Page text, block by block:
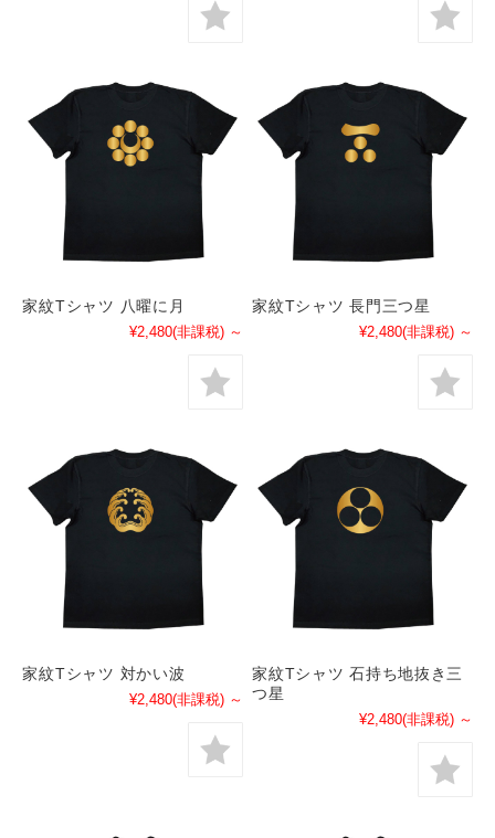
家紋Tシャツ 八曜に月
¥2,480(非課税) ～
家紋Tシャツ 長門三つ星
¥2,480(非課税) ～
家紋Tシャツ 対かい波
¥2,480(非課税) ～
家紋Tシャツ 石持ち地抜き三
つ星
¥2,480(非課税) ～